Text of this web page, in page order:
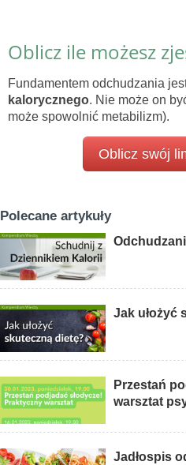
Oblicz ile możesz
Fundamentem odchudzania
kalorycznego. Nie może on
może spowolnić metabilizm).
Oblicz swój
Polecane artykuły
Jak ułożyć
Przestań
warsztat
Jadłospis